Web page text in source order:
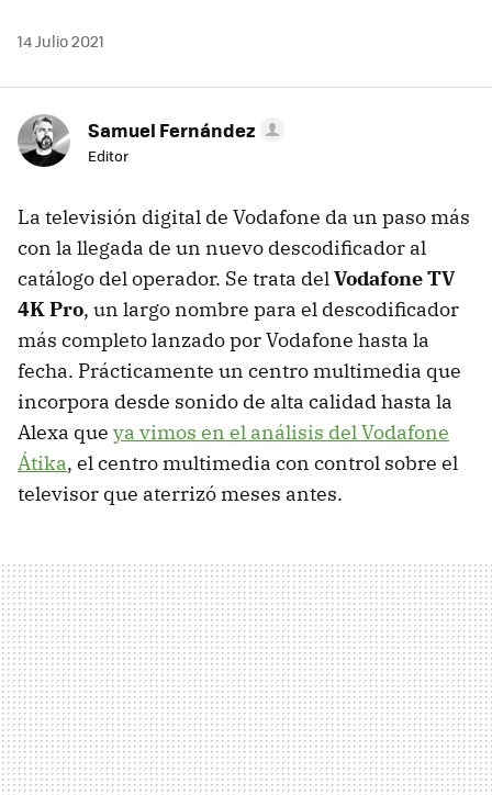
14 Julio 2021
Samuel Fernández
Editor
La televisión digital de Vodafone da un paso más
con la llegada de un nuevo descodificador al
catálogo del operador. Se trata delVodafone TV
4K Pro, un largo nombre para el descodificador
más completo lanzado por Vodafone hasta la
fecha. Prácticamente un centro multimedia que
incorpora desde sonido de alta calidad hasta la
Alexa que ya vimos en el análisis del Vodafone
Átika, el centro multimedia con control sobre el
televisor que aterrizó meses antes.